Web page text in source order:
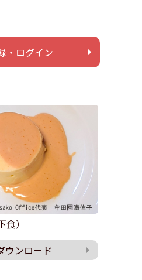
思考
るご質問
合わせ
ィータe-shop
・ログイン
）
ウンロード